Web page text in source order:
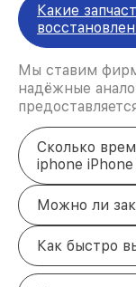
Какие
Мы ставим
надёжные
Сколько
iphone iPhone
Можно ли
Как быстро